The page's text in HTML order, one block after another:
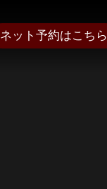
ネット予約はこちら